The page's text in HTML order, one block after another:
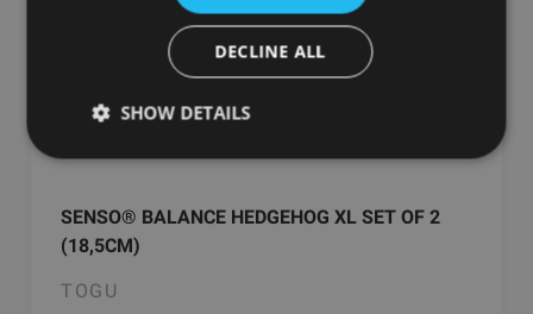
SENSO® BALANCE HEDGEHOG XL SET OF 2
(18,5CM)
TOGU
DECLINE ALL
SHOW DETAILS